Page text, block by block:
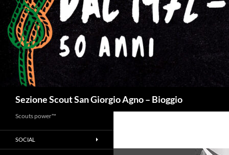
Sezione Scout San Giorgio Agno – Bioggio
Scouts power™
SOCIAL